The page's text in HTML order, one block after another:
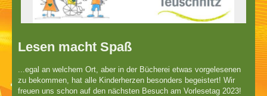
Lesen macht Spaß
...egal an welchem Ort, aber in der Bücherei etwas vorgelesenen
zu bekommen, hat alle Kinderherzen besonders begeistert! Wir
freuen uns schon auf den nächsten Besuch am Vorlesetag 2023!